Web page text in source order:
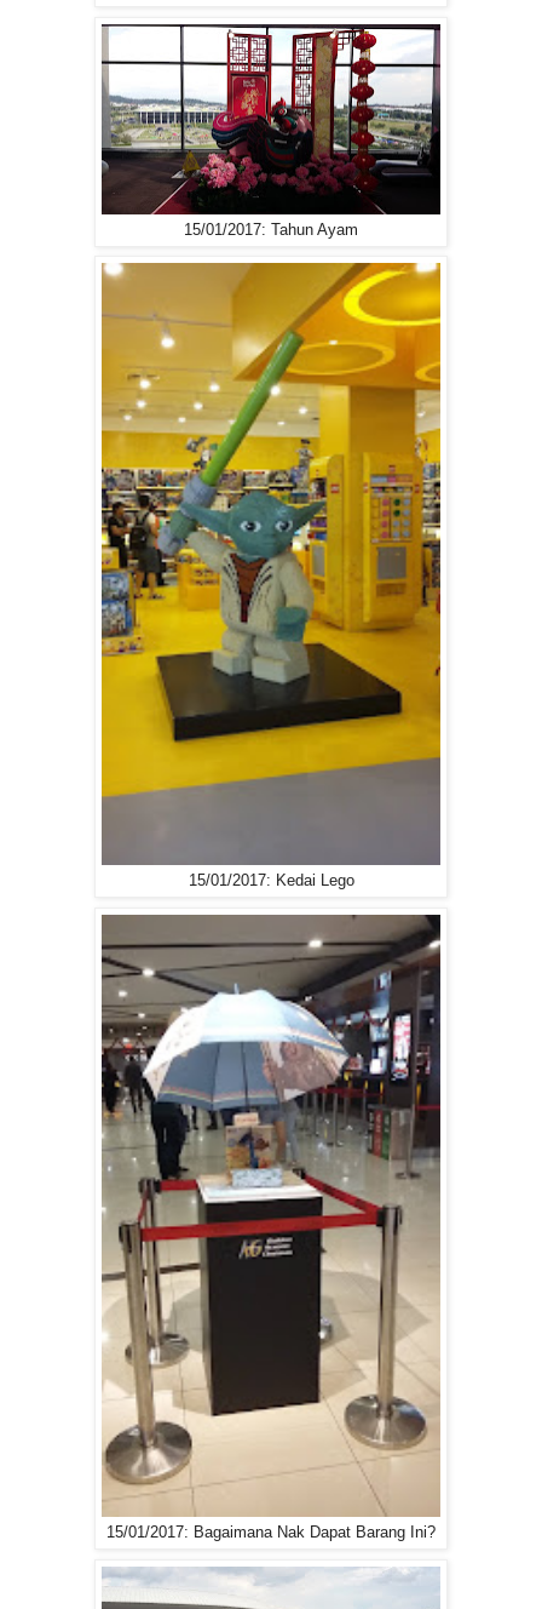
15/01/2017: Tahun Ayam
15/01/2017: Kedai Lego
15/01/2017: Bagaimana Nak Dapat Barang Ini?